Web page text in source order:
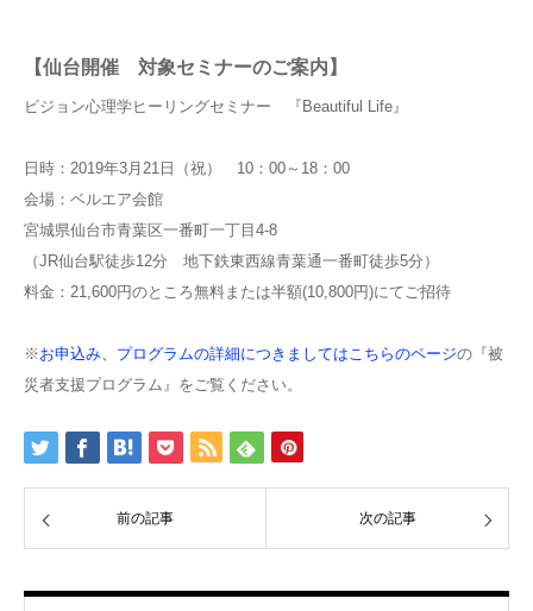
【仙台開催 対象セミナーのご案内】
ビジョン心理学ヒーリングセミナー 『Beautiful Life』
日時：2019年3月21日（祝） 10：00～18：00
会場：ベルエア会館
宮城県仙台市青葉区一番町一丁目4-8
（JR仙台駅徒歩12分 地下鉄東西線青葉通一番町徒歩5分）
料金：21,600円のところ無料または半額(10,800円)にてご招待
※ お申込み、プログラムの詳細につきましてはこちらのページの『被
災者支援プログラム』をご覧ください。
前の記事 次の記事